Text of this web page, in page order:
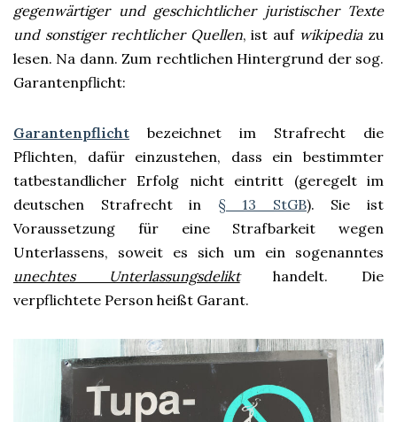
gegenwärtiger und geschichtlicher juristischer Texte
und sonstiger rechtlicher Quellen, ist auf wikipediazu
lesen. Na dann. Zum rechtlichen Hintergrund der sog.
Garantenpflicht:
Garantenpflicht bezeichnet im Strafrecht die
Pflichten, dafür einzustehen, dass ein bestimmter
tatbestandlicher Erfolg nicht eintritt (geregelt im
deutschen Strafrecht in § 13 StGB). Sie ist
Voraussetzung für eine Strafbarkeit wegen
Unterlassens, soweit es sich um ein sogenanntes
unechtes Unterlassungsdelikthandelt. Die
verpflichtete Person heißt Garant.